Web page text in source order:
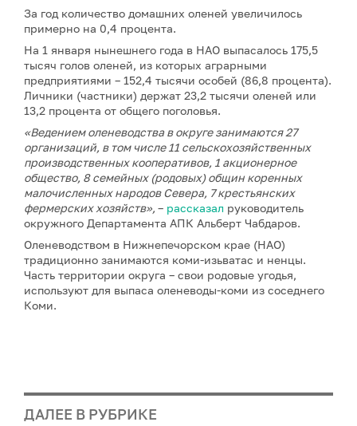
За год количество домашних оленей увеличилось
примерно на 0,4 процента.
На 1 января нынешнего года в НАО выпасалось 175,5
тысяч голов оленей, из которых аграрными
предприятиями – 152,4 тысячи особей (86,8 процента).
Личники (частники) держат 23,2 тысячи оленей или
13,2 процента от общего поголовья.
«Ведением оленеводства в округе занимаются 27
организаций, в том числе 11 сельскохозяйственных
производственных кооперативов, 1 акционерное
общество, 8 семейных (родовых) общин коренных
малочисленных народов Севера, 7 крестьянских
фермерских хозяйств», – рассказал руководитель
окружного Департамента АПК Альберт Чабдаров.
Оленеводством в Нижнепечорском крае (НАО)
традиционно занимаются коми-изьватас и ненцы.
Часть территории округа – свои родовые угодья,
используют для выпаса оленеводы-коми из соседнего
Коми.
ДАЛЕЕ В РУБРИКЕ